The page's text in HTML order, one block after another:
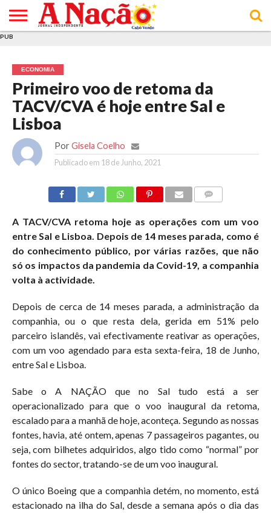
E DE
COOKIES
DE
UTILIZAÇÃO
PUB
ECONOMIA
Primeiro voo de retoma da
TACV/CVA é hoje entre Sal e
Lisboa
Por Gisela Coelho
Publicado em 18 de Junho, 2021
A TACV/CVA retoma hoje as operações com um voo
entre Sal e Lisboa. Depois de 14 meses parada, como é
do conhecimento público, por várias razões, que não
só os impactos da pandemia da Covid-19, a companhia
volta à actividade.
Depois de cerca de 14 meses parada, a administração da
companhia, ou o que resta dela, gerida em 51% pelo
parceiro islandês, vai efectivamente reativar as operações,
com um voo agendado para esta sexta-feira, 18 de Junho,
entre Sal e Lisboa.
Sabe o A NAÇÃO que no Sal tudo está a ser
operacionalizado para que o voo inaugural da retoma,
escalado para a manhã de hoje, aconteça. Segundo as nossas
fontes, havia, até ontem, apenas 7 passageiros pagantes, ou
seja, com bilhetes adquiridos, algo tido como “normal” por
fontes do sector, tratando-se de um voo inaugural.
O único Boeing que a companhia detém, no momento, está
estacionado na ilha do Sal, desde a semana após o dia das